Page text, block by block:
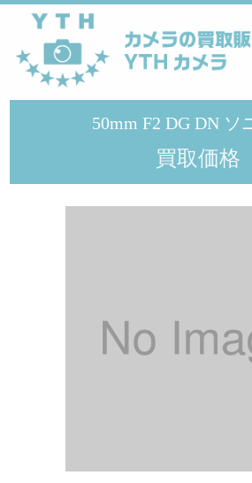
YTHカメラ >
50mm F2 DG DN ソ
買取価格